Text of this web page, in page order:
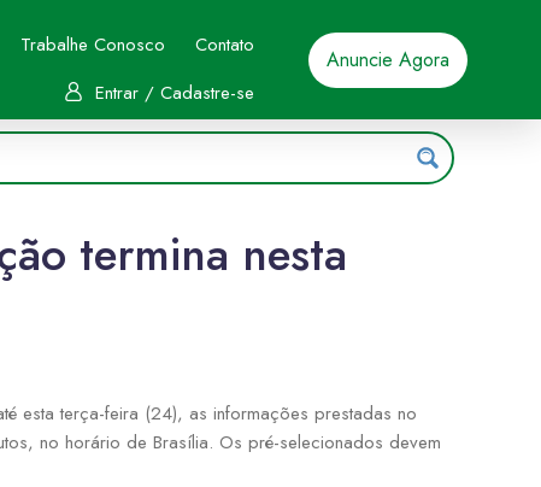
Trabalhe Conosco
Contato
Entrar / Cadastre-se
Anuncie Agora
termina nesta
esta terça-feira (24), as informações prestadas no
no horário de Brasília. Os pré-selecionados devem